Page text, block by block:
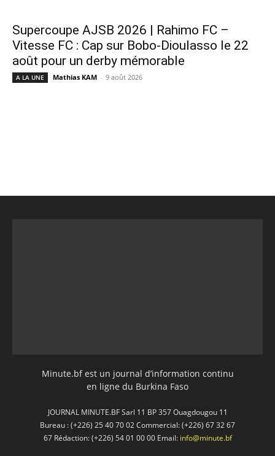
Supercoupe AJSB 2026 | Rahimo FC –
Vitesse FC : Cap sur Bobo-Dioulasso le 22
août pour un derby mémorable
A LA UNE Mathias KAM - 9 août 2026
Minute.bf est un journal d’information continu
en ligne du Burkina Faso
JOURNAL MINUTE.BF Sarl 11 BP 357 Ouagdougou 11
Bureau : (+226) 25 40 70 02 Commercial: (+226) 67 32 67
67 Rédaction: (+226) 54 01 00 00 Email: info@minute.bf